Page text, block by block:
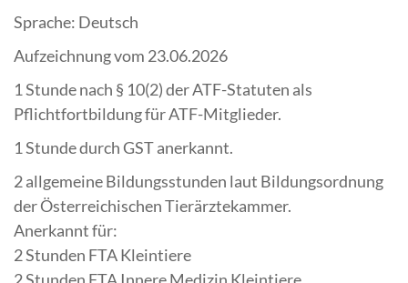
Sprache: Deutsch
Aufzeichnung vom 23.06.2026
1 Stunde nach § 10(2) der ATF-Statuten als
Pflichtfortbildung für ATF-Mitglieder.
1 Stunde durch GST anerkannt.
2 allgemeine Bildungsstunden laut Bildungsordnung
der Österreichischen Tierärztekammer.
Anerkannt für:
2 Stunden FTA Kleintiere